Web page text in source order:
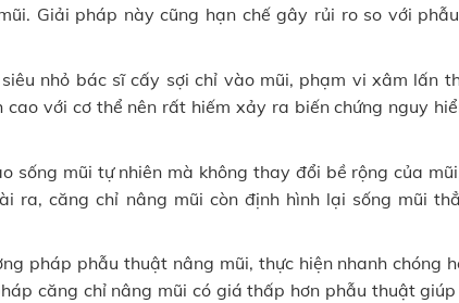
Giải pháp này cũng hạn chế gây rủi ro so với
nhỏ bác sĩ cấy sợi chỉ vào mũi, phạm vi xâm lấn
với cơ thể nên rất hiếm xảy ra biến chứng nguy
sống mũi tự nhiên mà không thay đổi bề rộng của
ra, căng chỉ nâng mũi còn định hình lại sống mũi
pháp phẫu thuật nâng mũi, thực hiện nhanh chóng
căng chỉ nâng mũi có giá thấp hơn phẫu thuật giúp